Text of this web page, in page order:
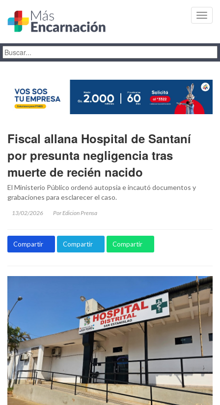
Fiscal allana Hospital de Santaní
por presunta negligencia tras
muerte de recién nacido
El Ministerio Público ordenó autopsia e incautó documentos y
grabaciones para esclarecer el caso.
13/02/2026 Por Edicion Prensa
Compartir Compartir Compartir